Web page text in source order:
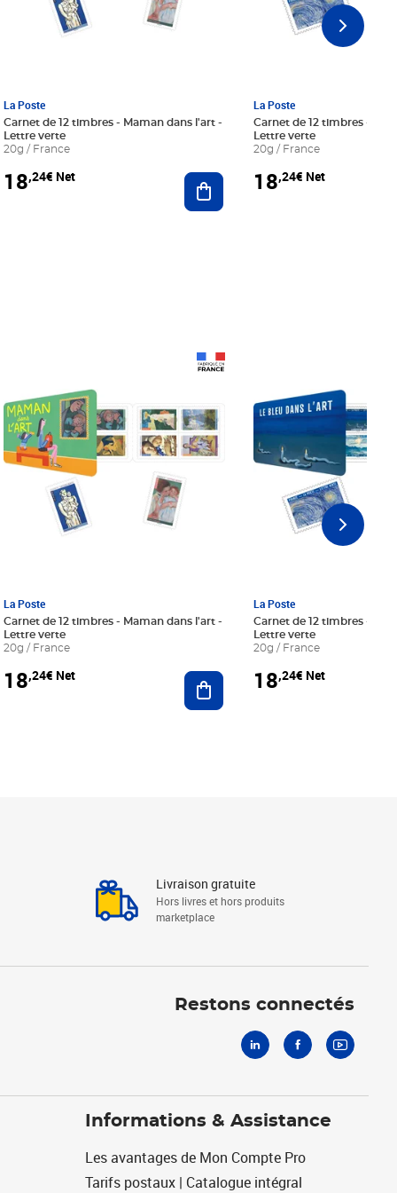
au panier
La Poste
Carnet de 12 timbres - Maman dans l'art -
Lettre verte
20g / France
18,24€ Net Ajouter au panier
La Poste
Carnet de 12 timbres - Le
Lettre verte
20g / France
18,24€ Net
au panier
La Poste
Carnet de 12 timbres - Maman dans l'art -
Lettre verte
20g / France
18,24€ Net Ajouter au panier
La Poste
Carnet de 12 timbres - Le
Lettre verte
20g / France
18,24€ Net
Livraison gratuite
Hors livres et hors produits
marketplace
Restons connectés
Informations & Assistance
Les avantages de Mon Compte Pro
Tarifs postaux | Catalogue intégral